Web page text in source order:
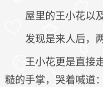
屋里的王小花以
发现是来人后，
王小花更是直接
糙的手掌，哭着喊道：